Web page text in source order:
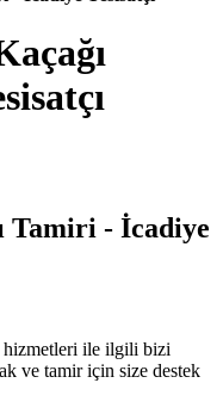
Tamiri - İcadiye
hizmetleri ile ilgili bizi
ve tamir için size destek